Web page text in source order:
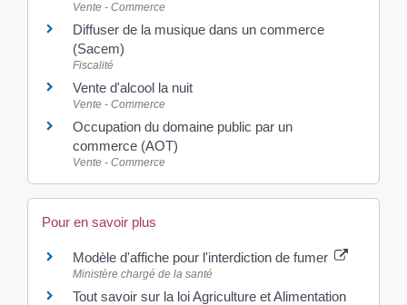
Vente - Commerce
Diffuser de la musique dans un commerce
(Sacem)
Fiscalité
Vente d'alcool la nuit
Vente - Commerce
Occupation du domaine public par un
commerce (AOT)
Vente - Commerce
Pour en savoir plus
Modèle d'affiche pour l'interdiction de fumer
Ministère chargé de la santé
Tout savoir sur la loi Agriculture et Alimentation